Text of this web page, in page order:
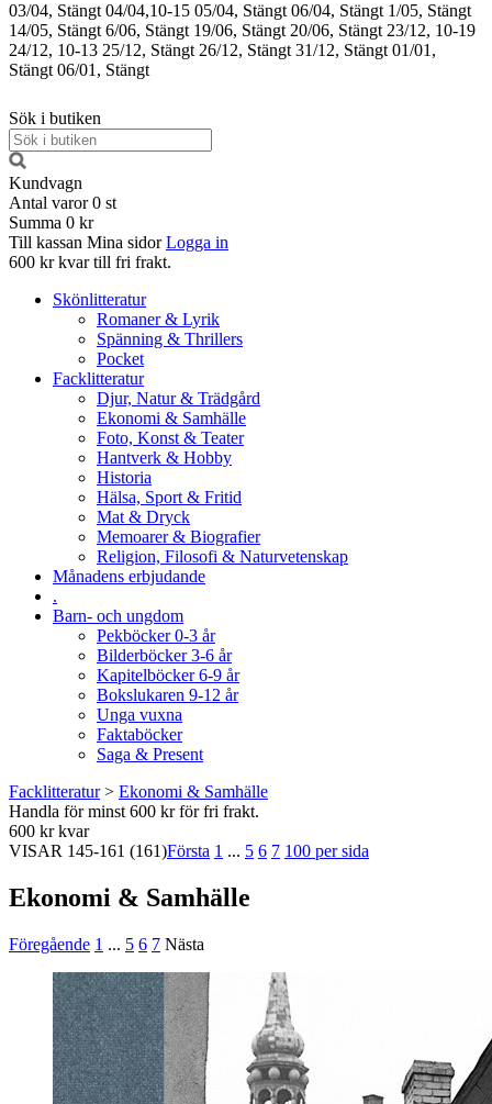
03/04, Stängt 04/04,10-15 05/04, Stängt 06/04, Stängt 1/05, Stängt
14/05, Stängt 6/06, Stängt 19/06, Stängt 20/06, Stängt 23/12, 10-19
24/12, 10-13 25/12, Stängt 26/12, Stängt 31/12, Stängt 01/01,
Stängt 06/01, Stängt
Sök i butiken
Kundvagn
Antal varor 0 st
Summa 0 kr
Till kassan Mina sidor Logga in
600 kr kvar till fri frakt.
Skönlitteratur
Romaner & Lyrik
Spänning & Thrillers
Pocket
Facklitteratur
Djur, Natur & Trädgård
Ekonomi & Samhälle
Foto, Konst & Teater
Hantverk & Hobby
Historia
Hälsa, Sport & Fritid
Mat & Dryck
Memoarer & Biografier
Religion, Filosofi & Naturvetenskap
Månadens erbjudande
.
Barn- och ungdom
Pekböcker 0-3 år
Bilderböcker 3-6 år
Kapitelböcker 6-9 år
Bokslukaren 9-12 år
Unga vuxna
Faktaböcker
Saga & Present
Facklitteratur> Ekonomi & Samhälle
Handla för minst 600 kr för fri frakt.
600 kr kvar
VISAR 145-161 (161)Första 1 ... 5 6 7 100 per sida
Ekonomi & Samhälle
Föregående 1 ... 5 6 7 Nästa